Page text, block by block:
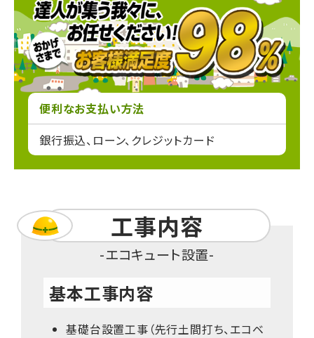
便利なお支払い方法
銀行振込、ローン、クレジットカード
工事内容
エコキュート設置
基本工事内容
基礎台設置工事（先行土間打ち、エコベ